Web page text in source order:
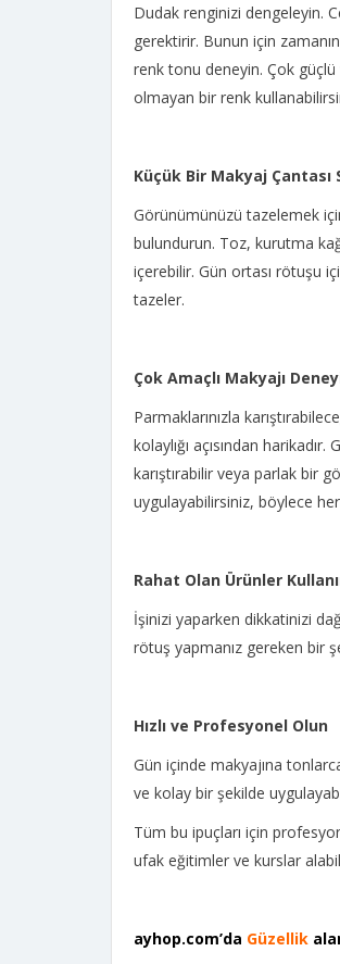
Dudak renginizi dengeleyin.
gerektirir. Bunun için
renk tonu deneyin. Çok güçlü
olmayan bir renk
Küçük Bir Makyaj Çantası
Görünümünüzü tazelemek
bulundurun. Toz, kurutma
içerebilir. Gün ortası rötuşu
tazeler.
Çok Amaçlı Makyajı
Parmaklarınızla
kolaylığı açısından
karıştırabilir veya parlak bir
uygulayabilirsiniz, böylece
Rahat Olan Ürünler
İşinizi yaparken dikkatinizi
rötuş yapmanız gereken bir
Hızlı ve Profesyonel Olun
Gün içinde makyajına
ve kolay bir şekilde
Tüm bu ipuçları için
ufak eğitimler ve kurslar
ayhop.com’da Güzellik